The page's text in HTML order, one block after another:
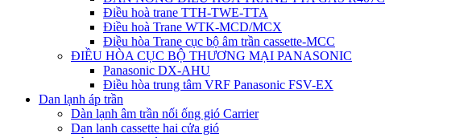
Điều hoà trane TTH-TWE-TTA
Điều hoà Trane WTK-MCD/MCX
Điều hòa Trane cục bộ âm trần cassette-MCC
ĐIỀU HÒA CỤC BỘ THƯƠNG MẠI PANASONIC
Panasonic DX-AHU
Điều hòa trung tâm VRF Panasonic FSV-EX
Dan lạnh áp trần
Dàn lạnh âm trần nối ống gió Carrier
Dan lanh cassette hai cửa gió